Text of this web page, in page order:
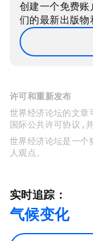
创建一个免费
们的最新出版物
许可和重新发布
世界经济论坛的文章
国际公共许可协议 ,
世界经济论坛是一个
人观点。
实时追踪：
气候变化